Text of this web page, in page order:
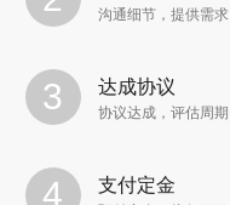
沟通细节，提供需求
达成协议
协议达成，评估周期
支付定金